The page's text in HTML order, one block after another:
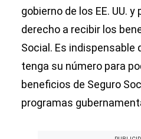
gobierno de los EE. UU.
derecho a recibir los
Social. Es indispensable
tenga su número para
beneficios de Seguro
programas